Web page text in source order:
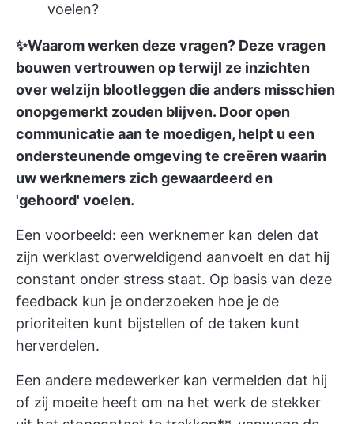
voelen?
✨Waarom werken deze vragen? Deze vragen
bouwen vertrouwen opterwijl ze inzichten
over welzijn blootleggen die anders misschien
onopgemerkt zouden blijven. Door open
communicatie aan te moedigen, helpt u een
ondersteunende omgeving te creëren waarin
uw werknemers zich gewaardeerd en
'gehoord' voelen.
Een voorbeeld: een werknemer kan delen dat
zijn werklast overweldigend aanvoelt en dat hij
constant onder stress staat. Op basis van deze
feedback kun je onderzoeken hoe je de
prioriteiten kunt bijstellen of de taken kunt
herverdelen.
Een andere medewerker kan vermelden dat hij
of zij moeite heeft om na het werk de stekker